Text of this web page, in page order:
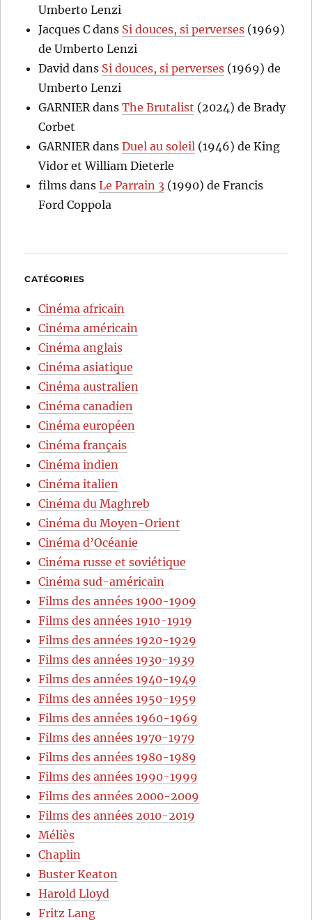
Umberto Lenzi
Jacques C dans Si douces, si perverses (1969)
de Umberto Lenzi
David dans Si douces, si perverses (1969) de
Umberto Lenzi
GARNIER dansThe Brutalist (2024) de Brady
Corbet
GARNIER dansDuel au soleil (1946) de King
Vidor et William Dieterle
films dansLe Parrain 3 (1990) de Francis
Ford Coppola
CATÉGORIES
Cinéma africain
Cinéma américain
Cinéma anglais
Cinéma asiatique
Cinéma australien
Cinéma canadien
Cinéma européen
Cinéma français
Cinéma indien
Cinéma italien
Cinéma du Maghreb
Cinéma du Moyen-Orient
Cinéma d’Océanie
Cinéma russe et soviétique
Cinéma sud-américain
Films des années 1900-1909
Films des années 1910-1919
Films des années 1920-1929
Films des années 1930-1939
Films des années 1940-1949
Films des années 1950-1959
Films des années 1960-1969
Films des années 1970-1979
Films des années 1980-1989
Films des années 1990-1999
Films des années 2000-2009
Films des années 2010-2019
Méliès
Chaplin
Buster Keaton
Harold Lloyd
Fritz Lang